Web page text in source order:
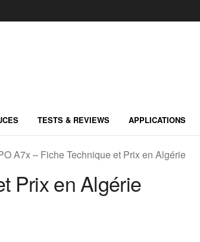
TESTS & REVIEWS APPLICATIONS
A7x – Fiche Technique et Prix en Algérie
Prix en Algérie